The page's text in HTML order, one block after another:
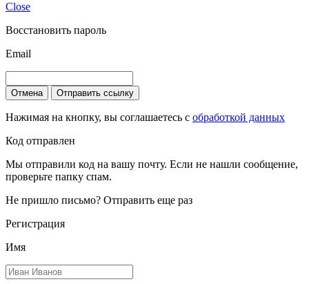
Close
Восстановить пароль
Email
Отмена Отправить ссылку
Нажимая на кнопку, вы соглашаетесь с обработкой данных
Код отправлен
Мы отправили код на вашу почту. Если не нашли сообщение,
проверьте папку спам.
Не пришло письмо? Отправить еще раз
Регистрация
Имя